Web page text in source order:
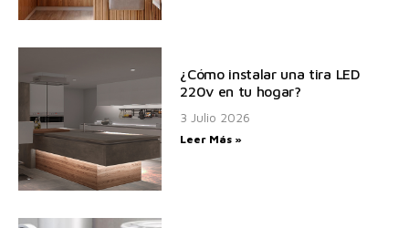
¿Cómo instalar una tira LED
220v en tu hogar?
3 Julio 2026
Leer Más »